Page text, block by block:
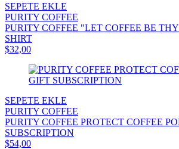
SEPETE EKLE
PURITY COFFEE
PURITY COFFEE "LET COFFEE BE
SHIRT
$32,00
SEPETE EKLE
PURITY COFFEE
PURITY COFFEE PROTECT COFFEE
SUBSCRIPTION
$54,00